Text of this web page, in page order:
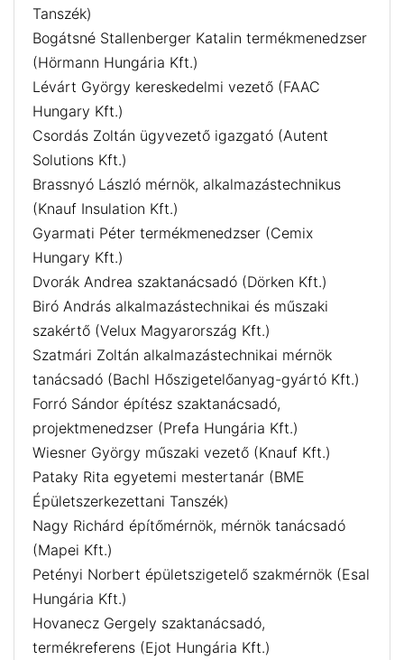
Tanszék)
Bogátsné Stallenberger Katalin termékmenedzser
(Hörmann Hungária Kft.)
Lévárt György kereskedelmi vezető (FAAC
Hungary Kft.)
Csordás Zoltán ügyvezető igazgató (Autent
Solutions Kft.)
Brassnyó László mérnök, alkalmazástechnikus
(Knauf Insulation Kft.)
Gyarmati Péter termékmenedzser (Cemix
Hungary Kft.)
Dvorák Andrea szaktanácsadó (Dörken Kft.)
Biró András alkalmazástechnikai és műszaki
szakértő (Velux Magyarország Kft.)
Szatmári Zoltán alkalmazástechnikai mérnök
tanácsadó (Bachl Hőszigetelőanyag-gyártó Kft.)
Forró Sándor építész szaktanácsadó,
projektmenedzser (Prefa Hungária Kft.)
Wiesner György műszaki vezető (Knauf Kft.)
Pataky Rita egyetemi mestertanár (BME
Épületszerkezettani Tanszék)
Nagy Richárd építőmérnök, mérnök tanácsadó
(Mapei Kft.)
Petényi Norbert épületszigetelő szakmérnök (Esal
Hungária Kft.)
Hovanecz Gergely szaktanácsadó,
termékreferens (Ejot Hungária Kft.)